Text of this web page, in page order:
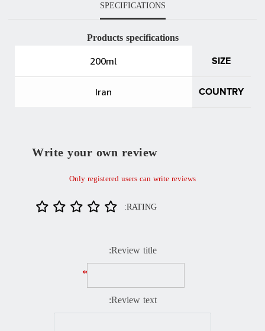
SPECIFICATIONS
Products specifications
SIZE
200ml
COUNTRY
Iran
Write your own review
Only registered users can write reviews
RATING:
Review title:
*
Review text: